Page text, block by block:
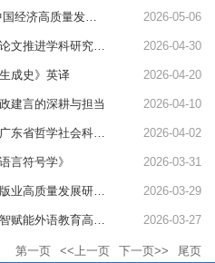
​【译作探微】译者李爱文教授 《中国经济高质量发展研究》 2026-05-06
【学术新论】杨德牛博士发表顶刊论文推进学科研究进展 2026-04-30
成史》英译 2026-04-20
建言的深耕与担当 2026-04-10
【学科载誉】王华教授获颁第十届广东省哲学社会科学优秀成果奖二等奖 2026-04-02
言符号学》 2026-03-31
【著作阐微】学者王关义《中国出版业高质量发展研究》 2026-03-29
【学者引航】陈林汉曾用强出席数智赋能外语教育高端论坛获评“鸿儒传薪奖” 2026-03-27
第一页 <<上一页 下一页>> 尾页